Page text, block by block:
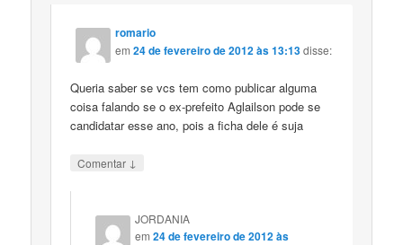
romario
em24 de fevereiro de 2012 às 13:13disse:
Queria saber se vcs tem como publicar alguma
coisa falando se o ex-prefeito Aglailson pode se
candidatar esse ano, pois a ficha dele é suja
Comentar ↓
JORDANIA
em24 de fevereiro de 2012 às